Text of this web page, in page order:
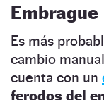
Embrague
Es más
cambio
cuenta con un
ferodos del